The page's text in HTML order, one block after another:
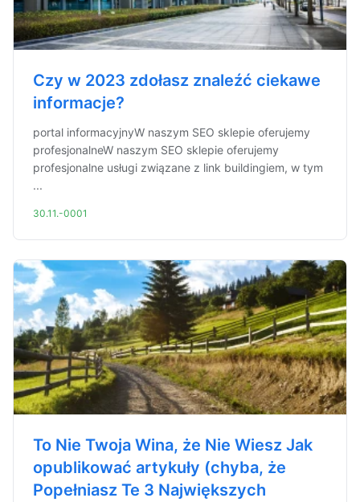
Czy w 2023 zdołasz znaleźć ciekawe
informacje?
portal informacyjnyW naszym SEO sklepie oferujemy
profesjonalneW naszym SEO sklepie oferujemy
profesjonalne usługi związane z link buildingiem, w tym
...
30.11.-0001
To Nie Twoja Wina, że Nie Wiesz Jak
opublikować artykuły (chyba, że
Popełniasz Te 3 Największych